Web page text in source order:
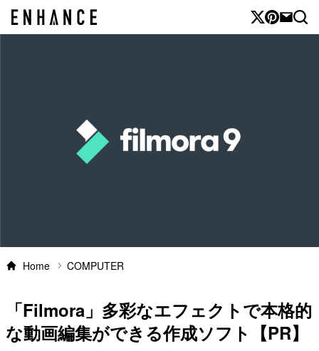
Home COMPUTER
「Filmora」多彩なエフェクトで本格的
な動画編集ができる作成ソフト【PR】